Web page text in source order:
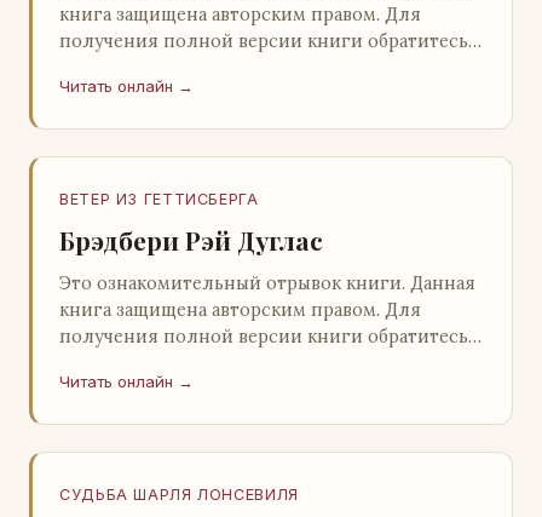
книга защищена авторским правом. Для
получения полной версии книги обратитесь к
легального ко…
Читать онлайн →
ВЕТЕР ИЗ ГЕТТИСБЕРГА
Брэдбери Рэй Дуглас
Это ознакомительный отрывок книги. Данная
книга защищена авторским правом. Для
получения полной версии книги обратитесь к
легального ко…
Читать онлайн →
СУДЬБА ШАРЛЯ ЛОНСЕВИЛЯ